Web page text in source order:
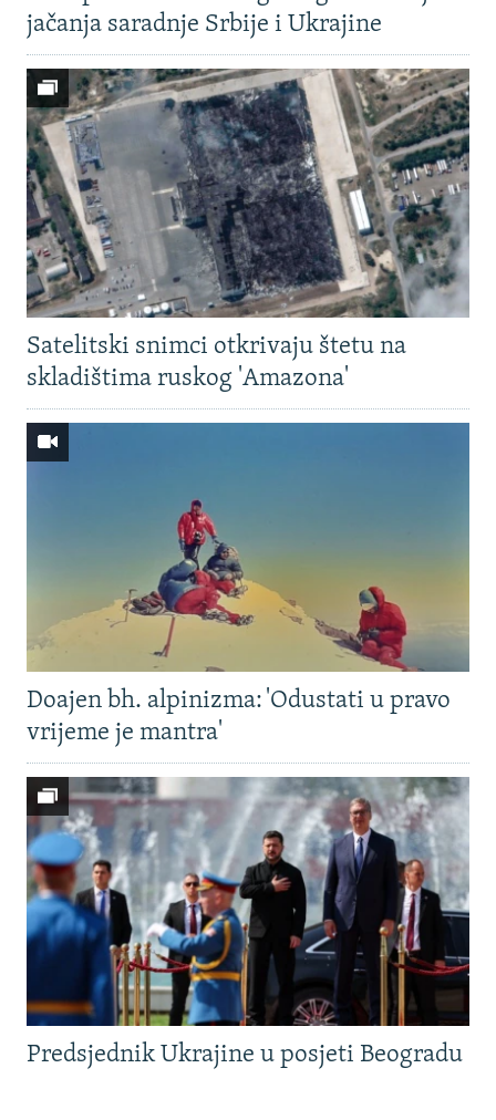
jačanja saradnje Srbije i Ukrajine
Satelitski snimci otkrivaju štetu na
skladištima ruskog 'Amazona'
Doajen bh. alpinizma: 'Odustati u pravo
vrijeme je mantra'
Predsjednik Ukrajine u posjeti Beogradu